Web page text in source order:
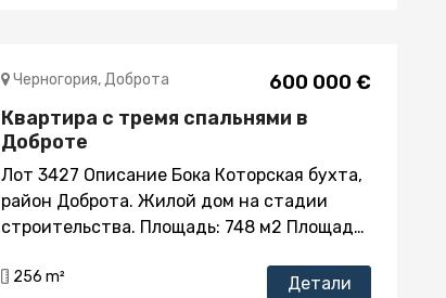
состоит из двух зданий Всего квартир в
комплексе – 20 Квартиры-студии,
квартиры с одной и с двумя спальнями,
квартиры дуплексы с двумя спальнями
Площади квартир от 26 кв.м., до 124 кв.м.
Цена одного квадратного метра от 3400
евро до3800 Квартиры продаются
общие возможности базовой меблировки
600 000 €
Черногория, Доброта
Квартира с тремя спальнями в
Доброте
Лот 3427 Описание Бока Которская бухта,
район Доброта. Жилой дом на стадии
строительства. Площадь: 748 м2 Площадь
от уплаты государственного налога на
256 m² Детали